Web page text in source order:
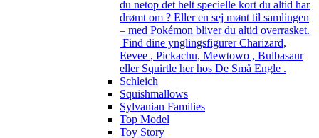
du netop det helt specielle kort du altid har
drømt om ? Eller en sej mønt til samlingen
– med Pokémon bliver du altid overrasket.
Find dine ynglingsfigurer Charizard,
Eevee , Pickachu, Mewtowo , Bulbasaur
eller Squirtle her hos De Små Engle .
Schleich
Squishmallows
Sylvanian Families
Top Model
Toy Story